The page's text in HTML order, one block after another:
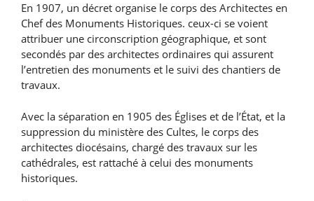
En 1907, un décret organise le corps des Architectes en
Chef des Monuments Historiques. ceux-ci se voient
attribuer une circonscription géographique, et sont
secondés par des architectes ordinaires qui assurent
l’entretien des monuments et le suivi des chantiers de
travaux.
Avec la séparation en 1905 des Églises et de l’État, et la
suppression du ministère des Cultes, le corps des
architectes diocésains, chargé des travaux sur les
cathédrales, est rattaché à celui des monuments
historiques.